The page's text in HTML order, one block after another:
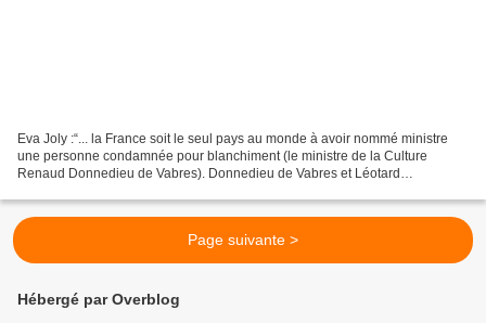
Eva Joly :“... la France soit le seul pays au monde à avoir nommé ministre
une personne condamnée pour blanchiment (le ministre de la Culture
Renaud Donnedieu de Vabres). Donnedieu de Vabres et Léotard
Page suivante >
Hébergé par Overblog